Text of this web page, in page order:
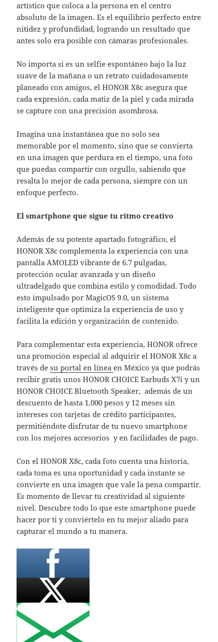
artístico que coloca a la persona en el centro
absoluto de la imagen. Es el equilibrio perfecto entre
nitidez y profundidad, logrando un resultado que
antes solo era posible con cámaras profesionales.
No importa si es un selfie espontáneo bajo la luz
suave de la mañana o un retrato cuidadosamente
planeado con amigos, el HONOR X8c asegura que
cada expresión, cada matiz de la piel y cada mirada
se capture con una precisión asombrosa.
Imagina una instantánea que no solo sea
memorable por el momento, sino que se convierta
en una imagen que perdura en el tiempo, una foto
que puedas compartir con orgullo, sabiendo que
resalta lo mejor de cada persona, siempre con un
enfoque perfecto.
El smartphone que sigue tu ritmo creativo
Además de su potente apartado fotográfico, el
HONOR X8c complementa la experiencia con una
pantalla AMOLED vibrante de 6.7 pulgadas,
protección ocular avanzada y un diseño
ultradelgado que combina estilo y comodidad. Todo
esto impulsado por MagicOS 9.0, un sistema
inteligente que optimiza la experiencia de uso y
facilita la edición y organización de contenido.
Para complementar esta experiencia, HONOR ofrece
una promoción especial al adquirir el HONOR X8c a
través desu portal en líneaen México ya que podrás
recibir gratis unos HONOR CHOICE Earbuds X7i y un
HONOR CHOICE Bluetooth Speaker, además de un
descuento de hasta 1,000 pesos y 12 meses sin
intereses con tarjetas de crédito participantes,
permitiéndote disfrutar de tu nuevo smartphone
con los mejores accesorios y en facilidades de pago.
Con el HONOR X8c, cada foto cuenta una historia,
cada toma es una oportunidad y cada instante se
convierte en una imagen que vale la pena compartir.
Es momento de llevar tu creatividad al siguiente
nivel. Descubre todo lo que este smartphone puede
hacer por ti y conviértelo en tu mejor aliado para
capturar el mundo a tu manera.